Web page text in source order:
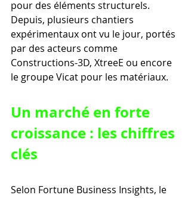
pour des éléments structurels.
Depuis, plusieurs chantiers
expérimentaux ont vu le jour, portés
par des acteurs comme
Constructions-3D, XtreeE ou encore
le groupe Vicat pour les matériaux.
Un marché en forte
croissance : les chiffres
clés
Selon Fortune Business Insights, le